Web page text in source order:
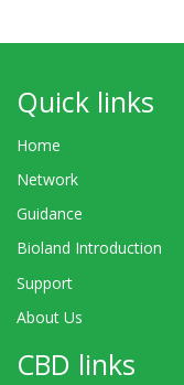
Quick links
Home
Network
Guidance
Bioland Introduction
Support
About Us
CBD links